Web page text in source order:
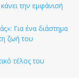
την εμφάνισή
Για ένα διάστημα
ζωή του
τέλος του